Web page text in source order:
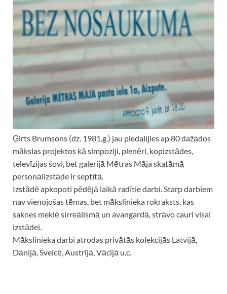
Ģirts Brumsons (dz. 1981.g.) jau piedalījies ap 80 dažādos
mākslas projektos kā simpoziji, plenēri, kopizstādes,
televīzijas šovi, bet galerijā Mētras Māja skatāmā
personālizstāde ir septītā.
Izstādē apkopoti pēdējā laikā radītie darbi. Starp darbiem
nav vienojošas tēmas, bet mākslinieka rokraksts, kas
saknes meklē sirreālismā un avangardā, strāvo cauri visai
izstādei.
Mākslinieka darbi atrodas privātās kolekcijās Latvijā,
Dānijā, Šveicē, Austrijā, Vācijā u.c.